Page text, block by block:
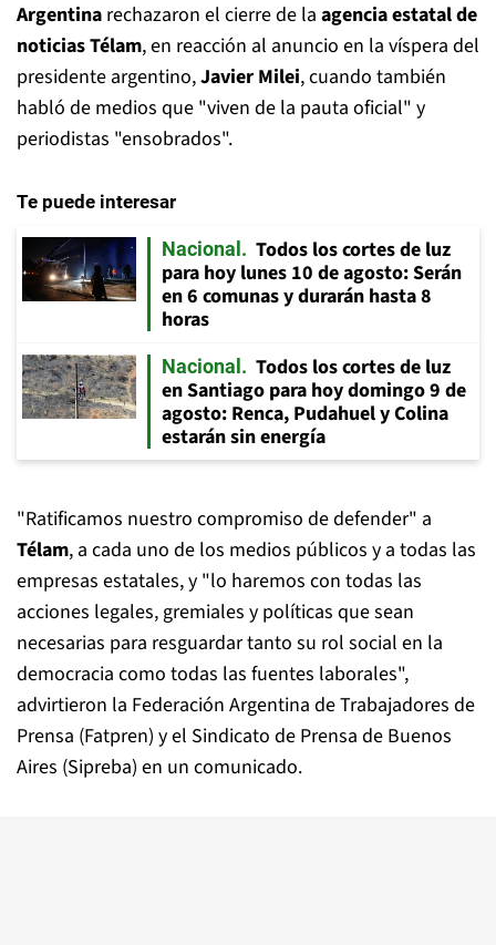
Argentina rechazaron el cierre de la agencia estatal de
noticias Télam, en reacción al anuncio en la víspera del
presidente argentino,Javier Milei, cuando también
habló de medios que "viven de la pauta oficial" y
periodistas "ensobrados".
Te puede interesar
Nacional
Todos los cortes de luz
para hoy lunes 10 de agosto: Serán
en 6 comunas y durarán hasta 8
horas
Nacional
Todos los cortes de luz
en Santiago para hoy domingo 9 de
agosto: Renca, Pudahuel y Colina
estarán sin energía
"Ratificamos nuestro compromiso de defender" a
Télam, a cada uno de los medios públicos y a todas las
empresas estatales, y "lo haremos con todas las
acciones legales, gremiales y políticas que sean
necesarias para resguardar tanto su rol social en la
democracia como todas las fuentes laborales",
advirtieron la Federación Argentina de Trabajadores de
Prensa (Fatpren) y el Sindicato de Prensa de Buenos
Aires (Sipreba) en un comunicado.